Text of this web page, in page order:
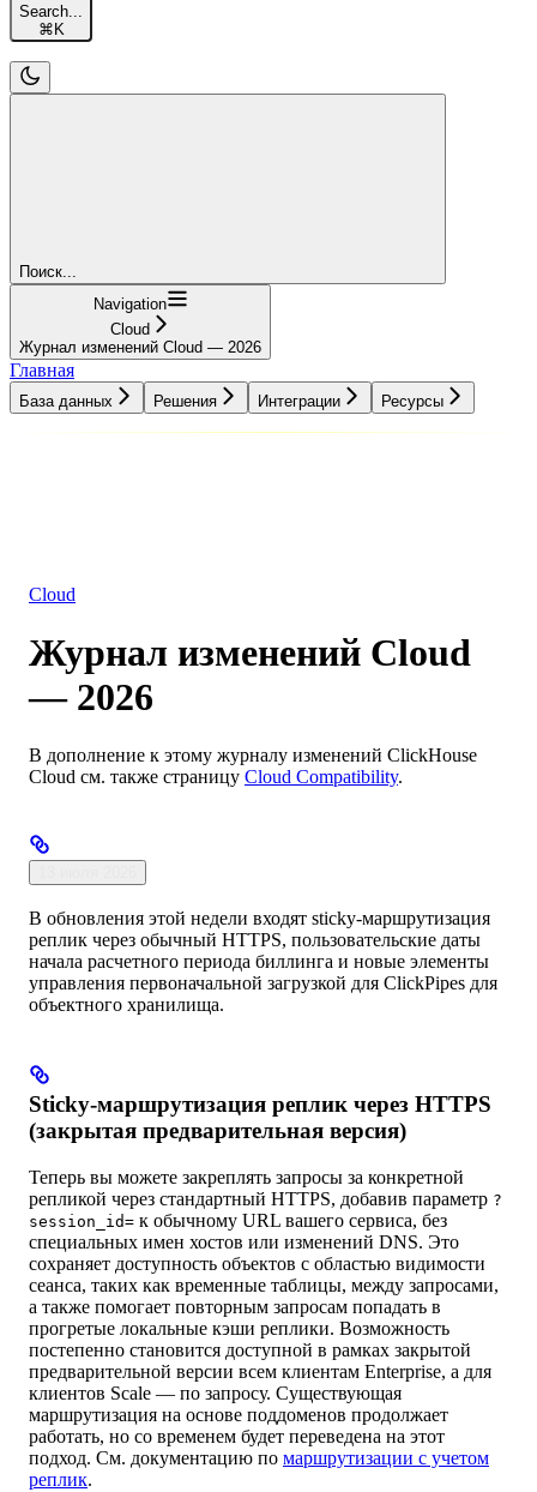
Search...
⌘K
Поиск...
Navigation
Cloud
Журнал изменений Cloud — 2026
Главная
База данных Решения Интеграции Ресурсы
Cloud
Журнал изменений Cloud
— 2026
В дополнение к этому журналу изменений ClickHouse
Cloud см. также страницу Cloud Compatibility.
В обновления этой недели входят sticky-маршрутизация
реплик через обычный HTTPS, пользовательские даты
начала расчетного периода биллинга и новые элементы
управления первоначальной загрузкой для ClickPipes для
объектного хранилища.
Sticky-маршрутизация реплик через HTTPS
(закрытая предварительная версия)
Теперь вы можете закреплять запросы за конкретной
репликой через стандартный HTTPS, добавив параметр ?
session_id= к обычному URL вашего сервиса, без
специальных имен хостов или изменений DNS. Это
сохраняет доступность объектов с областью видимости
сеанса, таких как временные таблицы, между запросами,
а также помогает повторным запросам попадать в
прогретые локальные кэши реплики. Возможность
постепенно становится доступной в рамках закрытой
предварительной версии всем клиентам Enterprise, а для
клиентов Scale — по запросу. Существующая
маршрутизация на основе поддоменов продолжает
работать, но со временем будет переведена на этот
подход. См. документацию по маршрутизации с учетом
реплик.